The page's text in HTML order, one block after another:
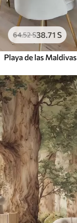
64.52S38 .71 S
Playa de las Maldivas